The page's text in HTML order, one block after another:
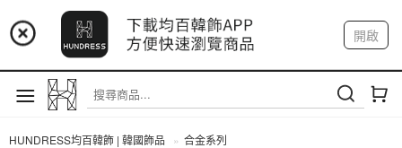
📢 市集預告：9/4-9/6 淡水捷運站
📢 市集預告：9/12-9/13 八里海巡基地
📢 市集預告：8/22-8/23 桃園青埔置地廣場
開啟
註冊 我的帳戶
HUNDRESS均百韓飾 | 韓國飾品
合金系列